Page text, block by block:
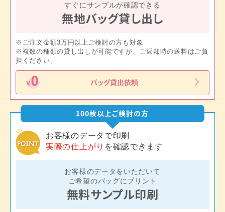
すぐにサンプルが確認できる
無地バッグ貸し出し
※ご注文金額3万円以上ご検討の方も対象
※複数の種類の貸し出しが可能ですが、ご返却時の送料はご負
担ください。
バッグ貸出依頼
100枚以上ご検討の方
お客様のデータで印刷
実際の仕上がり を確認できます
お客様のデータをいただいて
ご希望のバッグにプリント
無料サンプル印刷